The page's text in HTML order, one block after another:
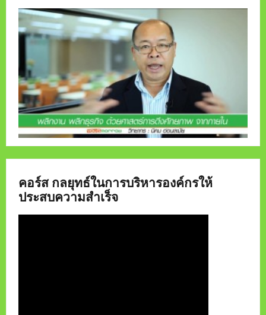
คอร์ส กลยุทธ์ในการบริหารองค์กรให้
ประสบความสำเร็จ